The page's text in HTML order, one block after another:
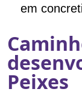
em
Peixes